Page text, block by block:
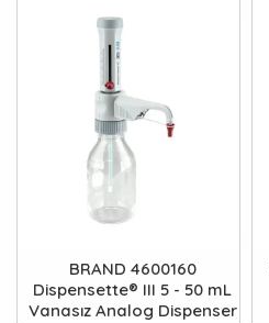
BRAND 4600160
Dispensette® III 5 - 50 mL
Vanasız Analog Dispenser